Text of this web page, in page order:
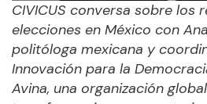
CIVICUS conversa sobre los
elecciones en México con
politóloga mexicana y
Innovación para la
Avina, una organización